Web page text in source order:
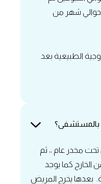
حوالي شهر من
الطبيعية بعد
بالمستشفى؟
مخدر عام ،، ثم
كما يوجد
الأنف لمدة 24 ساعة. بعدها يخرج المريض